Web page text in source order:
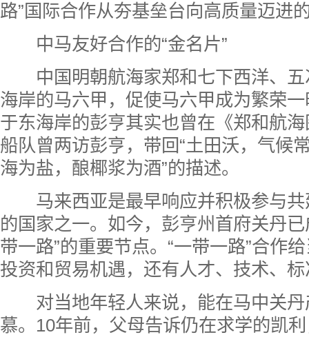
路”国际合作从夯基垒台向高质量迈进
中马友好合作的“金名片”
中国明朝航海家郑和七下西洋、五
海岸的马六甲，促使马六甲成为繁荣
于东海岸的彭亨其实也曾在《郑和航
船队曾两访彭亨，带回“土田沃，气候
海为盐，酿椰浆为酒”的描述。
马来西亚是最早响应并积极参与共
的国家之一。如今，彭亨州首府关丹
带一路”的重要节点。“一带一路”合作
投资和贸易机遇，还有人才、技术、
对当地年轻人来说，能在马中关丹
慕。10年前，父母告诉仍在求学的凯